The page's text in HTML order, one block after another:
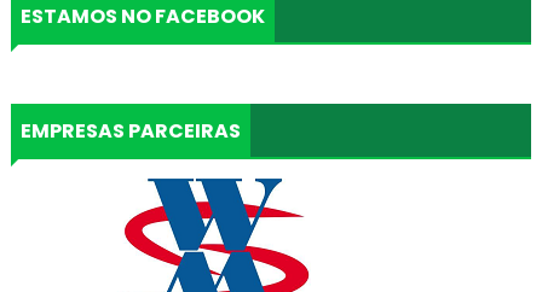
ESTAMOS NO FACEBOOK
EMPRESAS PARCEIRAS